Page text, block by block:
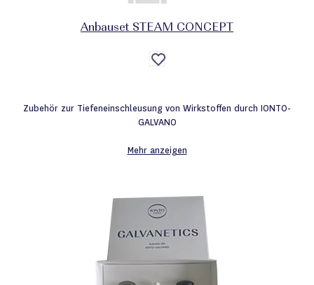
Anbauset STEAM CONCEPT
Auf
die
Zubehör zur Tiefeneinschleusung von Wirkstoffen durch IONTO-
GALVANO
Mehr anzeigen